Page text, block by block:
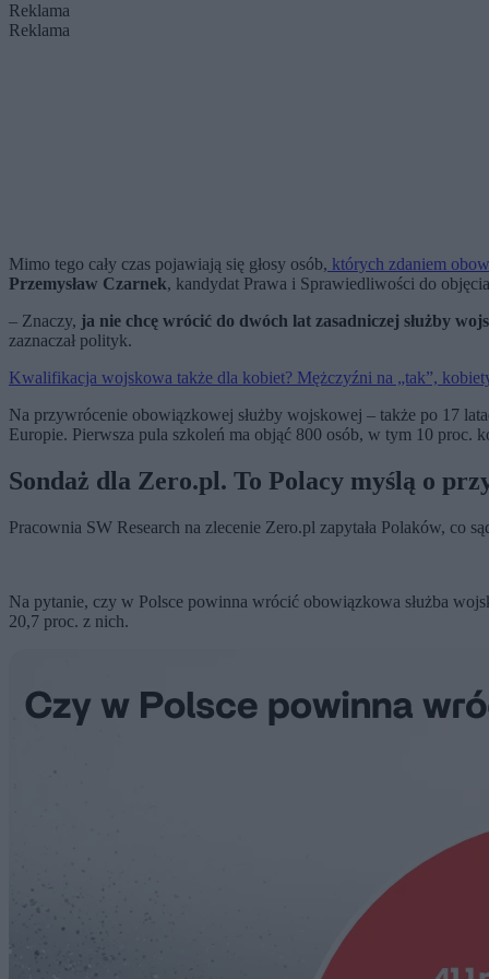
Reklama
Reklama
Mimo tego cały czas pojawiają się głosy osób, których zdaniem
Przemysław Czarnek, kandydat Prawa i Sprawiedliwości do
– Znaczy, ja nie chcę wrócić do dwóch lat zasadniczej służby
zaznaczał polityk.
Kwalifikacja wojskowa także dla kobiet? Mężczyźni na „tak”,
Na przywrócenie obowiązkowej służby wojskowej – także po 17
Europie. Pierwsza pula szkoleń ma objąć 800 osób, w tym 10 proc.
Sondaż dla Zero.pl. To Polacy myślą o
Pracownia SW Research na zlecenie Zero.pl zapytała Polaków, co
Na pytanie, czy w Polsce powinna wrócić obowiązkowa służba
20,7 proc. z nich.